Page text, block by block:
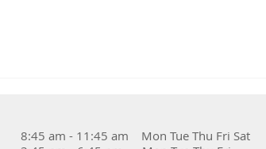
8:45 am - 11:45 am Mon Tue Thu Fri Sat